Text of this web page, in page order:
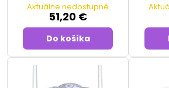
Aktuálne nedostupné
51,20 €
Do košíka